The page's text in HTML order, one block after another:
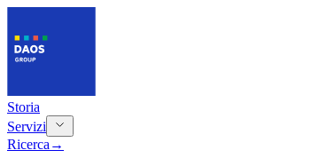
Storia
Servizi
Ricerca →